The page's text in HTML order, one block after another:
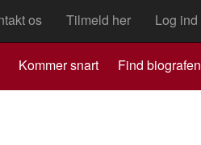
os Tilmeld her Log ind
Kommer snart Find biografen